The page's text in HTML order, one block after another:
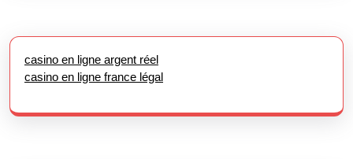
casino en ligne argent réel
casino en ligne france légal